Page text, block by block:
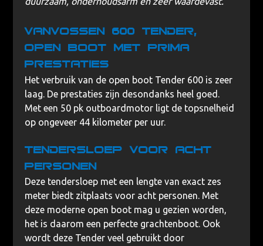
VanVossen 600 Tender,
Open boot met prima
prestaties
Het verbruik van de open boot Tender 600 is zeer
laag. De prestaties zijn desondanks heel goed.
Met een 50 pk outboardmotor ligt de topsnelheid
op ongeveer 44 kilometer per uur.
Tendersloep voor acht
personen
Deze tendersloep met een lengte van exact zes
meter biedt zitplaats voor acht personen. Met
deze moderne open boot mag u gezien worden,
het is daarom een perfecte grachtenboot. Ook
wordt deze Tender veel gebruikt door